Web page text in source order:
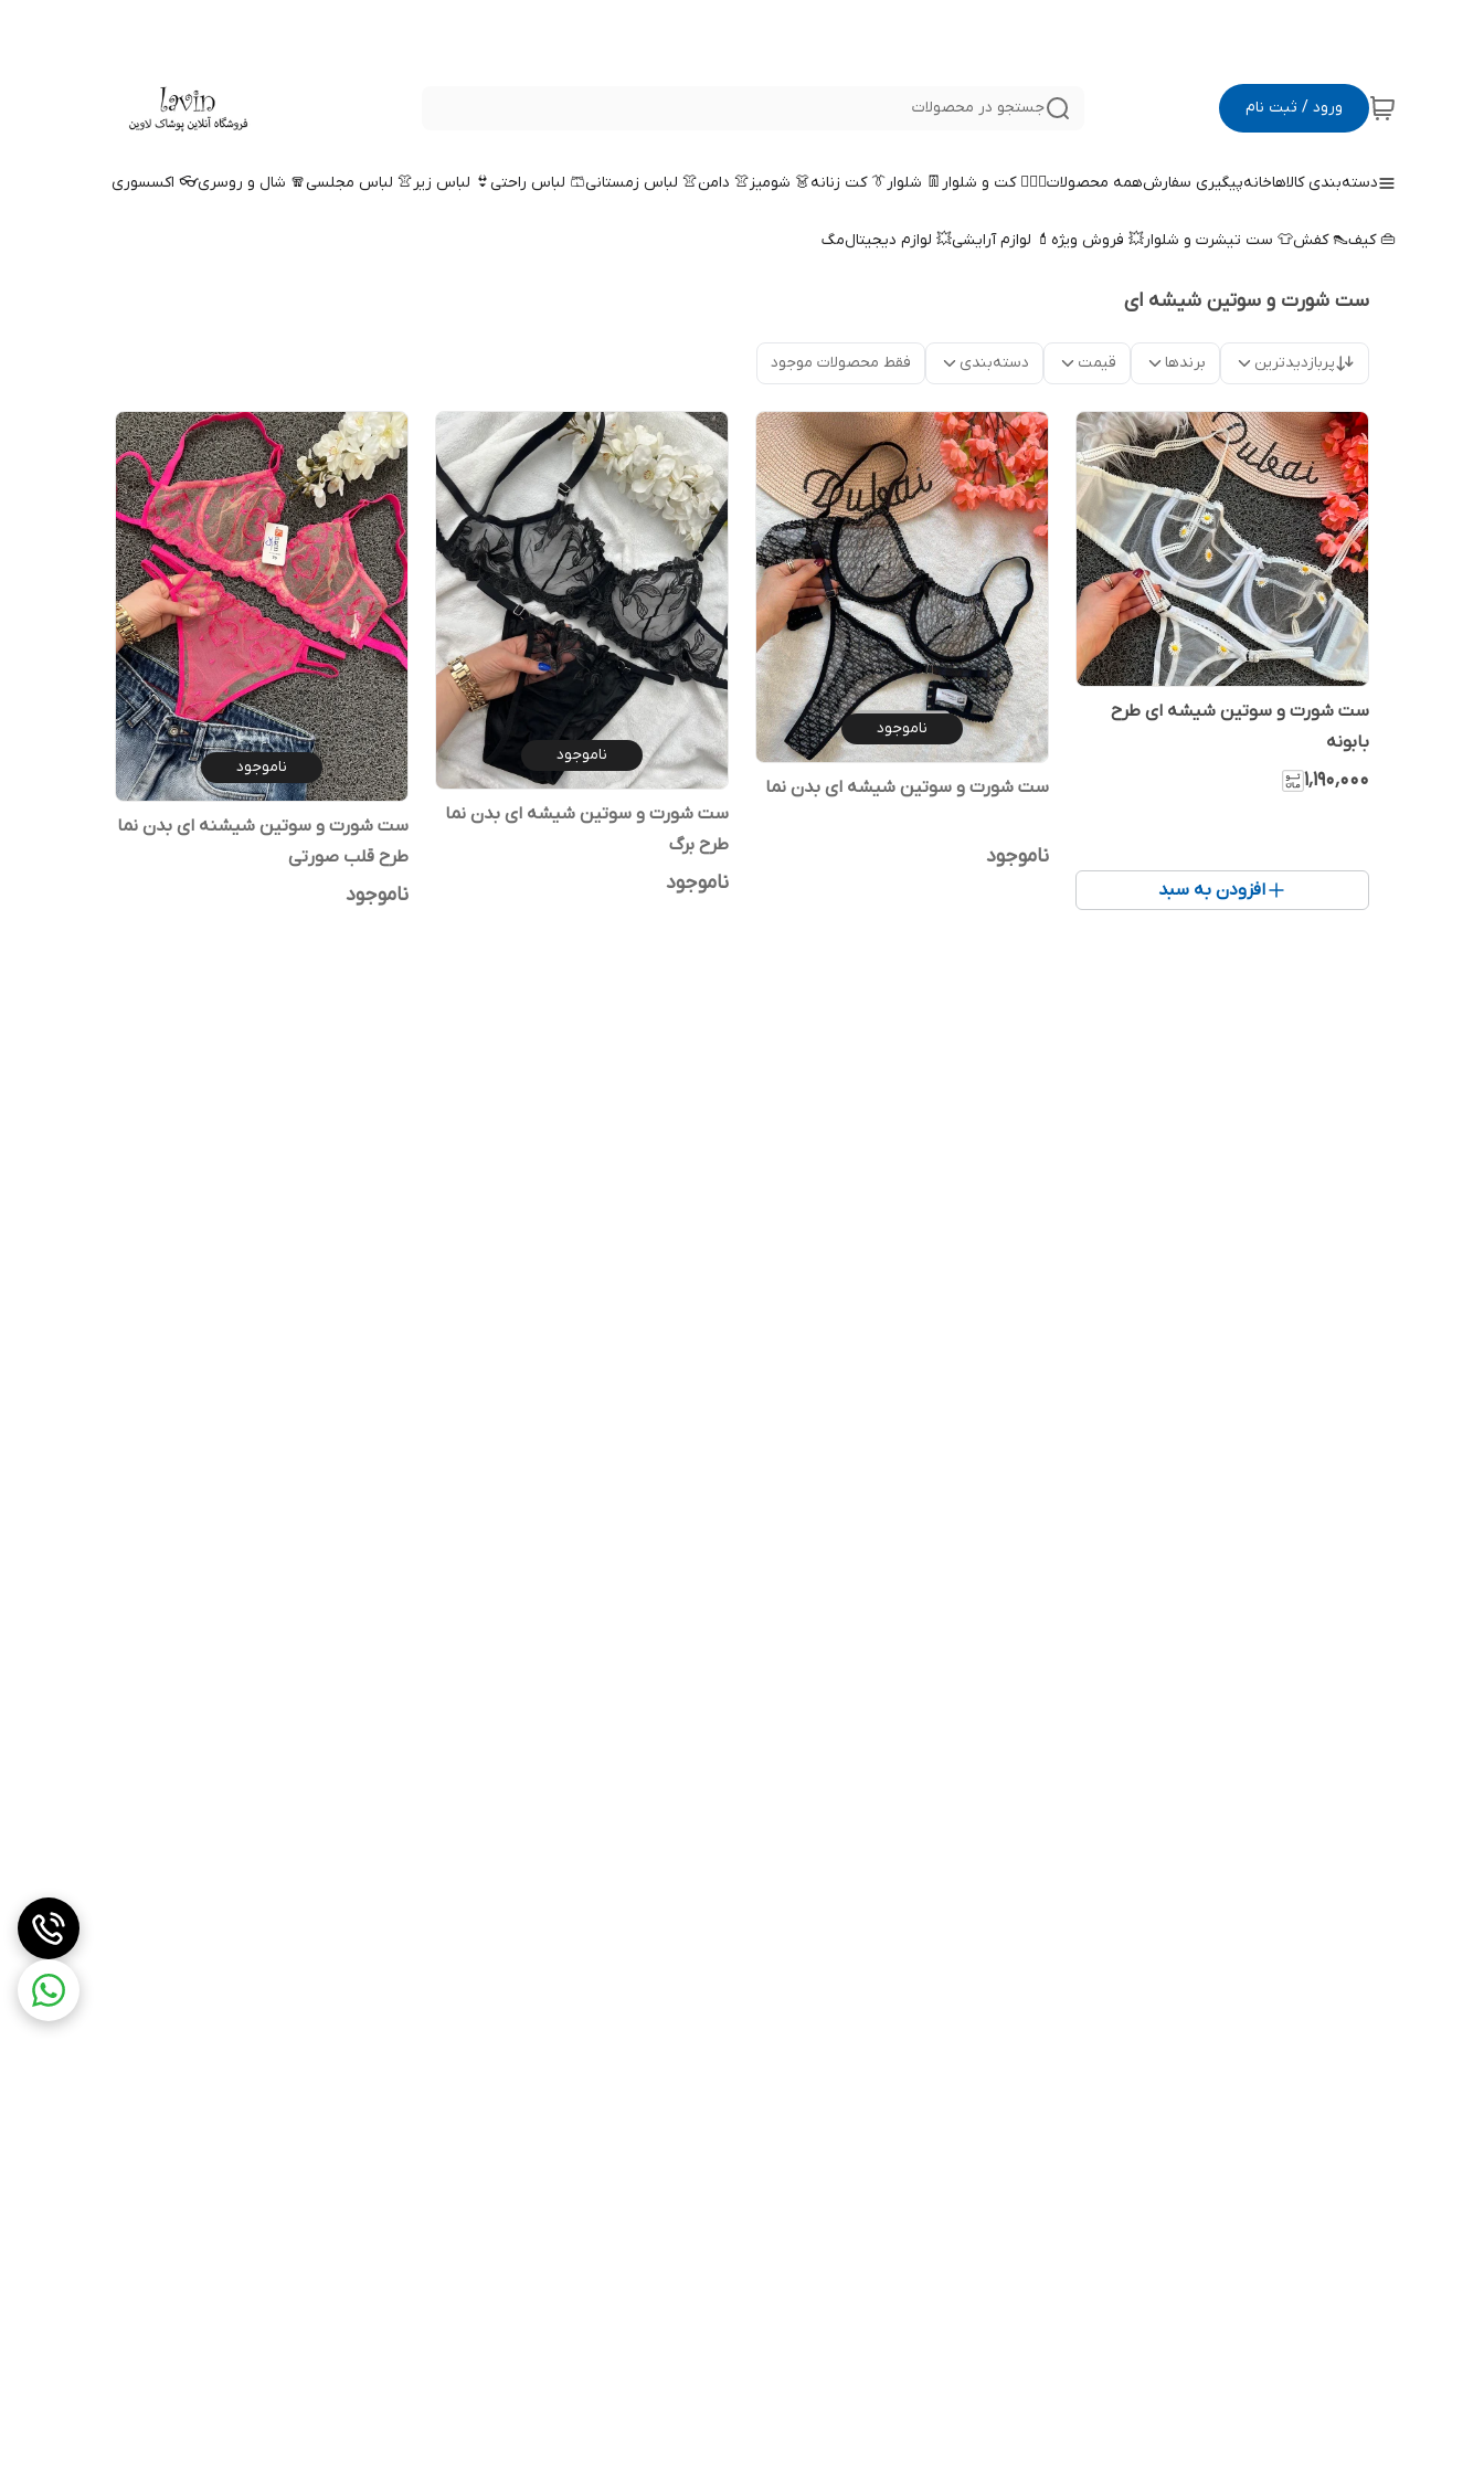
ورود / ثبت نام جستجو در محصولات
دسته‌بندی کالاهاخانهپیگیری سفارشهمه محصولات🤵🏻‍♀️ کت و شلوار 👖 شلوار👔 کت زنانه👗 شومیز👚 دامن👚 لباس زمستانی🩳 لباس راحتی👙 لباس زیر👚 لباس مجلسی🧣 شال و روسری👓 اکسسوری
👜 کیف👠 کفش👕 ست تیشرت و شلوار💥 فروش ویژه 💄 لوازم آرایشی💥 لوازم دیجیتالمگ
ست شورت و سوتین شیشه ای
پربازدیدترین برندها قیمت دسته‌بندی فقط محصولات موجود
ست شورت و سوتین شیشه ای طرح
بابونه
۱٬۱۹۰٬۰۰۰
افزودن به سبد
ناموجود
ست شورت و سوتین شیشه ای بدن نما
ناموجود
ناموجود
ست شورت و سوتین شیشه ای بدن نما
طرح برگ
ناموجود
ناموجود
ست شورت و سوتین شیشنه ای بدن نما
طرح قلب صورتی
ناموجود